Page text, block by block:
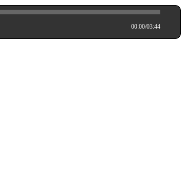
00:00/03:44